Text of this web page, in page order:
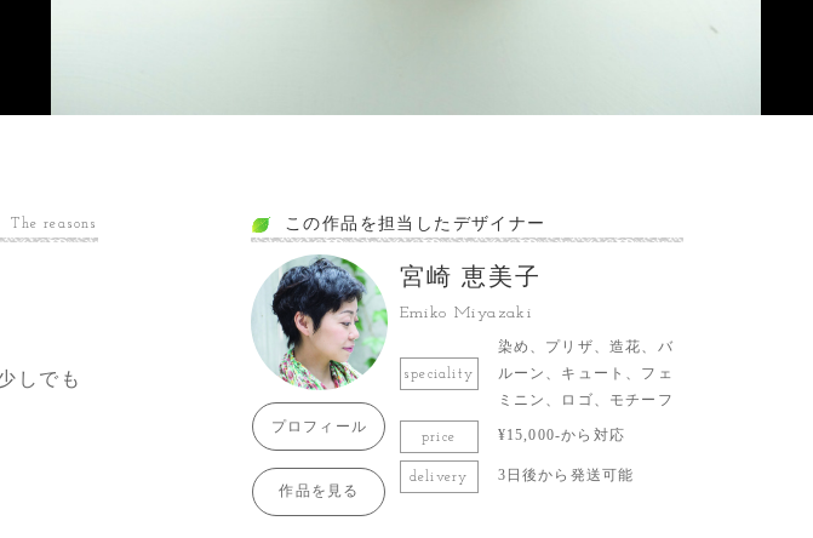
The reasons
しでも
この作品を担当したデザイナー
プロフィール
作品を見る
宮崎 恵美子
Emiko Miyazaki
speciality
染め、プリザ、造花、バ
ルーン、キュート、フェ
ミニン、ロゴ、モチーフ
price ¥15,000-から対応
delivery 3日後から発送可能